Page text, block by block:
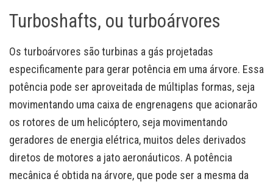
Turboshafts, ou turboárvores
Os turboárvores são turbinas a gás projetadas
especificamente para gerar potência em uma árvore. Essa
potência pode ser aproveitada de múltiplas formas, seja
movimentando uma caixa de engrenagens que acionarão
os rotores de um helicóptero, seja movimentando
geradores de energia elétrica, muitos deles derivados
diretos de motores a jato aeronáuticos. A potência
mecânica é obtida na árvore, que pode ser a mesma da